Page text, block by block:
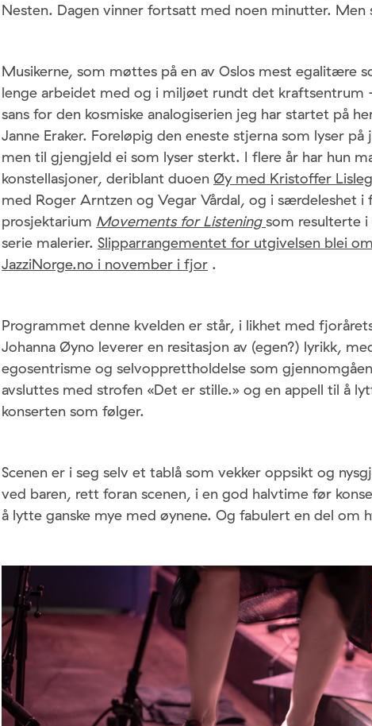
Nesten. Dagen vinner fortsatt med noen minutter.
Musikerne, som møttes på en av Oslos mest egalitære
lenge arbeidet med og i miljøet rundt det kraftsentrum
sans for den kosmiske analogiserien jeg har startet på
Janne Eraker. Foreløpig den eneste stjerna som lyser på
men til gjengjeld ei som lyser sterkt. I flere år har hun
konstellasjoner, deriblant duoen Øy med Kristoffer
med Roger Arntzen og Vegar Vårdal, og i særdeleshet
prosjektarium Movements for Listeningsom resulterte
serie malerier. Slipparrangementet for utgivelsen blei
JazziNorge.no i november i fjor .
Programmet denne kvelden er står, i likhet med
Johanna Øyno leverer en resitasjon av (egen?) lyrikk,
egosentrisme og selvopprettholdelse som
avsluttes med strofen «Det er stille.» og en appell til å
konserten som følger.
Scenen er i seg selv et tablå som vekker oppsikt og
ved baren, rett foran scenen, i en god halvtime før
å lytte ganske mye med øynene. Og fabulert en del om